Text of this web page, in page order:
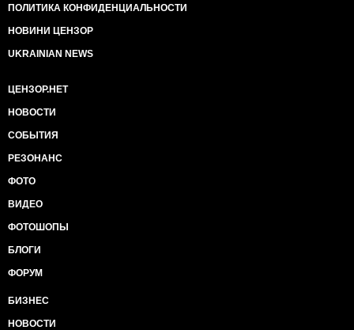
ПОЛИТИКА КОНФИДЕНЦИАЛЬНОСТИ
НОВИНИ ЦЕНЗОР
UKRAINIAN NEWS
ЦЕНЗОР.НЕТ
НОВОСТИ
СОБЫТИЯ
РЕЗОНАНС
ФОТО
ВИДЕО
ФОТОШОПЫ
БЛОГИ
ФОРУМ
БИЗНЕС
НОВОСТИ